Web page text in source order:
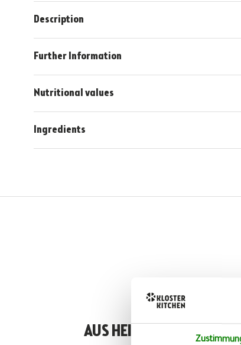
Description
Further Information
Nutritional values
Ingredients
AUS HEIMISCHEN ZUTATEN